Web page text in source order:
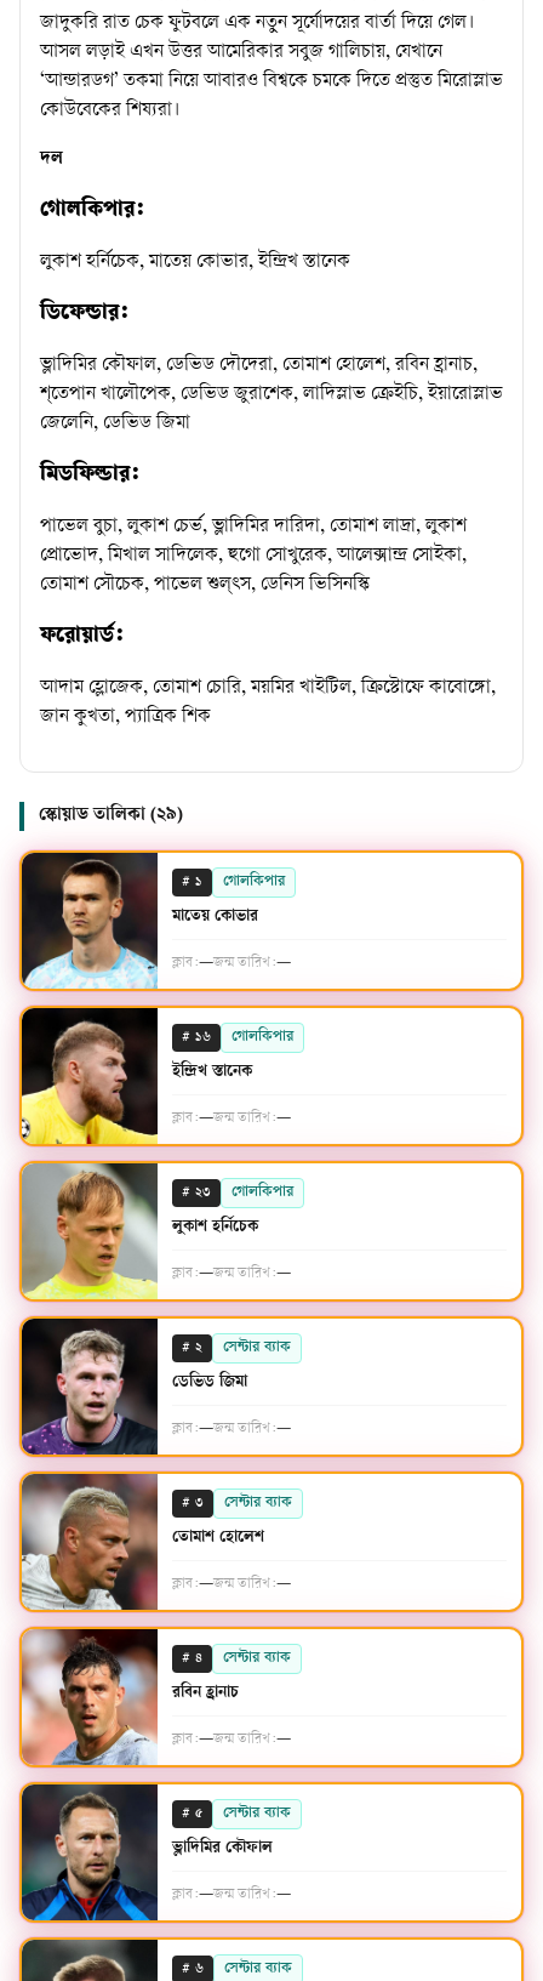
জাদুকরি রাত চেক ফুটবলে এক নতুন সূর্যোদয়ের বার্তা দিয়ে গেল।
আসল লড়াই এখন উত্তর আমেরিকার সবুজ গালিচায়, যেখানে
‘আন্ডারডগ’ তকমা নিয়ে আবারও বিশ্বকে চমকে দিতে প্রস্তুত মিরোস্লাভ
কোউবেকের শিষ্যরা।
দল
গোলকিপার:
লুকাশ হর্নিচেক, মাতেয় কোভার, ইন্দ্রিখ স্তানেক
ডিফেন্ডার:
ভ্লাদিমির কৌফাল, ডেভিড দৌদেরা, তোমাশ হোলেশ, রবিন হ্রানাচ,
শ্তেপান খালৌপেক, ডেভিড জুরাশেক, লাদিস্লাভ ক্রেইচি, ইয়ারোস্লাভ
জেলেনি, ডেভিড জিমা
মিডফিল্ডার:
পাভেল বুচা, লুকাশ চের্ভ, ভ্লাদিমির দারিদা, তোমাশ লাদ্রা, লুকাশ
প্রোভোদ, মিখাল সাদিলেক, হুগো সোখুরেক, আলেক্সান্দ্র সোইকা,
তোমাশ সৌচেক, পাভেল শুল্ৎস, ডেনিস ভিসিনস্কি
ফরোয়ার্ড:
আদাম হ্লোজেক, তোমাশ চোরি, ময়মির খাইটিল, ক্রিস্টোফে কাবোঙ্গো,
জান কুখতা, প্যাত্রিক শিক
স্কোয়াড তালিকা (২৯)
# ১ গোলকিপার
মাতেয় কোভার
ক্লাব:—জন্ম তারিখ:—
# ১৬ গোলকিপার
ইন্দ্রিখ স্তানেক
ক্লাব:—জন্ম তারিখ:—
# ২৩ গোলকিপার
লুকাশ হর্নিচেক
ক্লাব:—জন্ম তারিখ:—
# ২ সেন্টার ব্যাক
ডেভিড জিমা
ক্লাব:—জন্ম তারিখ:—
# ৩ সেন্টার ব্যাক
তোমাশ হোলেশ
ক্লাব:—জন্ম তারিখ:—
# ৪ সেন্টার ব্যাক
রবিন হ্রানাচ
ক্লাব:—জন্ম তারিখ:—
# ৫ সেন্টার ব্যাক
ভ্লাদিমির কৌফাল
ক্লাব:—জন্ম তারিখ:—
# ৬ সেন্টার ব্যাক